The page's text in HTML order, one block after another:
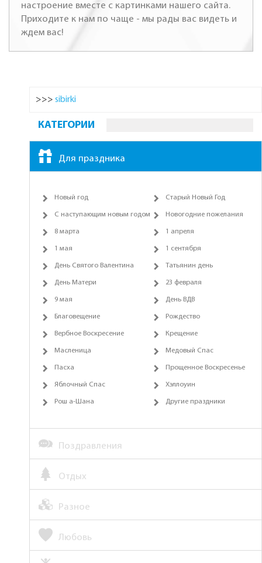
настроение вместе с картинками нашего сайта.
Приходите к нам по чаще - мы рады вас видеть и
ждем вас!
>>> sibirki
КАТЕГОРИИ
Для праздника
Новый год Старый Новый Год
С наступающим новым годом Новогодние пожелания
8 марта 1 апреля
1 мая 1 сентября
День Святого Валентина Татьянин день
День Матери 23 февраля
9 мая День ВДВ
Благовещение Рождество
Вербное Воскресение Крещение
Масленица Медовый Спас
Пасха Прощенное Воскресенье
Яблочный Спас Хэллоуин
Рош а-Шана Другие праздники
Поздравления
Отдых
Разное
Любовь